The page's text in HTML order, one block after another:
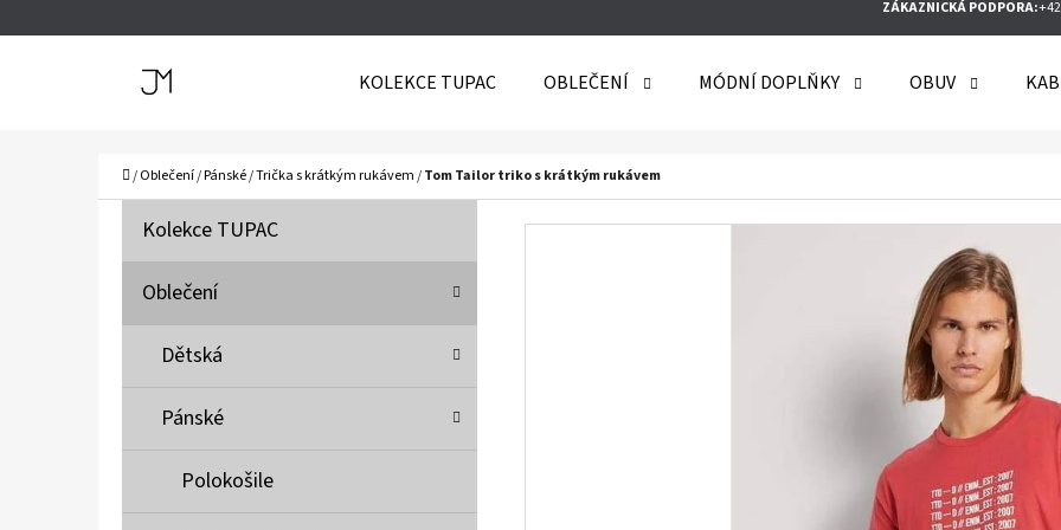
ZÁKAZNICKÁ PODPORA:
KOLEKCE TUPAC OBLEČENÍ MÓDNÍ DOPLŇKY OBUV
Domů
/Oblečení/Pánské/Trička s krátkým rukávem/Tom Tailor triko s krátkým rukávem
Přeskočit
K Kolekce TUPAC
Oblečení
Dětská
Pánské
Polokošile